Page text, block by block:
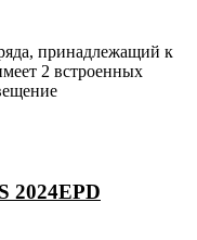
принадлежащий к
2 встроенных
2024ЕPD